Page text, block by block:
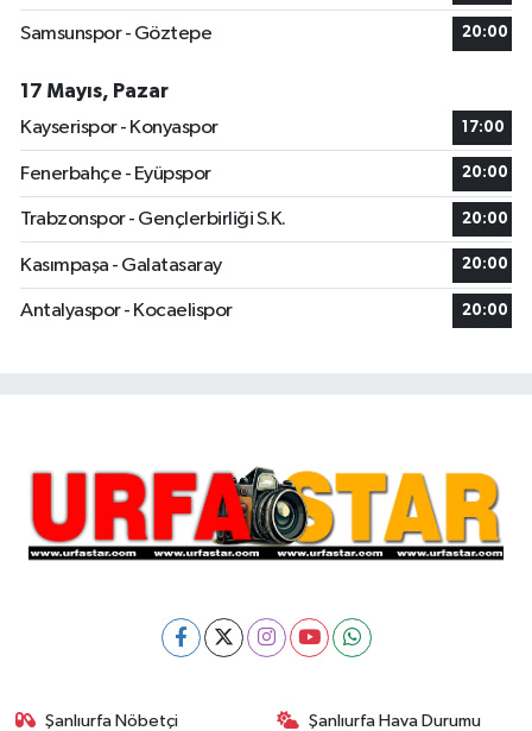
Samsunspor - Göztepe 20:00
17 Mayıs, Pazar
Kayserispor - Konyaspor
17:00
Fenerbahçe - Eyüpspor 20:00
Trabzonspor - Gençlerbirliği S.K. 20:00
Kasımpaşa - Galatasaray 20:00
Antalyaspor - Kocaelispor 20:00
Şanlıurfa Nöbetçi Şanlıurfa Hava Durumu